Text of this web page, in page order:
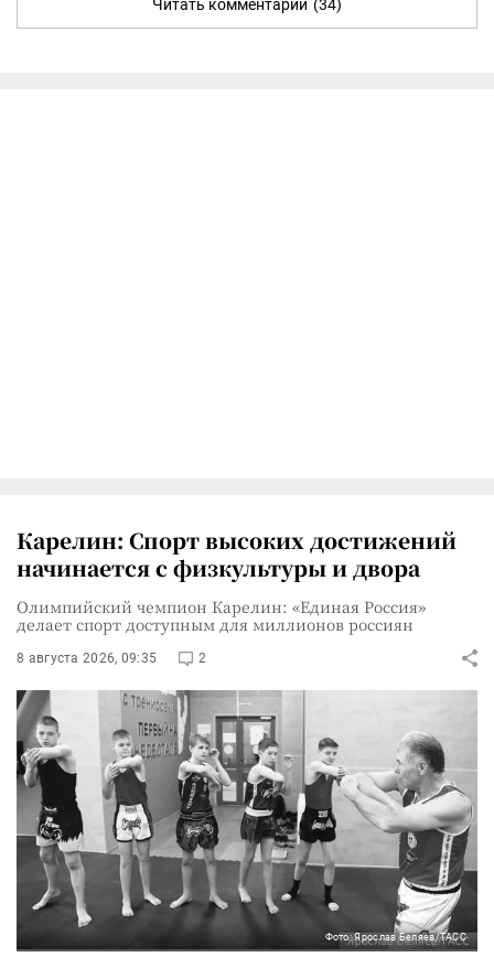
Читать комментарии (34)
Карелин: Спорт высоких достижений
начинается с физкультуры и двора
Олимпийский чемпион Карелин: «Единая Россия»
делает спорт доступным для миллионов россиян
8 августа 2026, 09:35 2
Фото: Ярослав Беляев/ТАСС